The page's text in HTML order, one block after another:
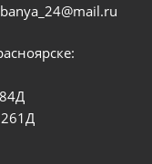
banya_24@mail.ru